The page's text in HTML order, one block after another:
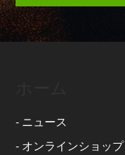
- ニュース
- オンラインショップ